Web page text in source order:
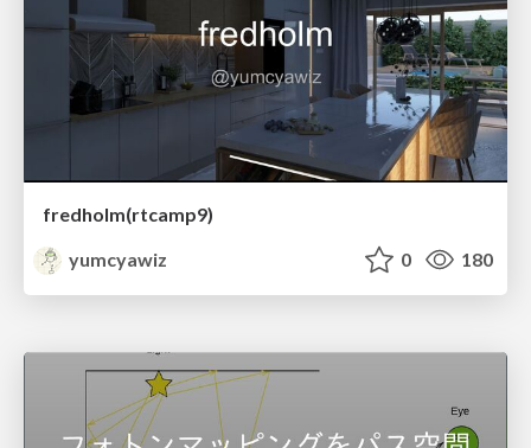
fredholm(rtcamp9)
yumcyawiz
0 180